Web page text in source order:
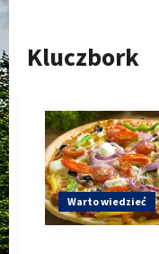
Kluczbork
Warto wiedzieć